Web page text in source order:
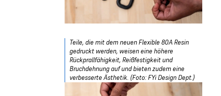
Teile, die mit dem neuen Flexible 80A Resin
gedruckt werden, weisen eine höhere
Rückprallfähigkeit, Reißfestigkeit und
Bruchdehnung auf und bieten zudem eine
verbesserte Ästhetik. (Foto: FYi Design Dept.)